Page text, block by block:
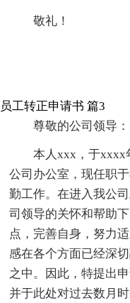
敬礼！
员工转正申请书 篇3
尊敬的公司领导：
本人xxx，于xxxx
公司办公室，现任职
勤工作。在进入我公
司领导的关怀和帮助
点，完善自身，努力
感在各个方面已经深
之中。因此，特提出
并于此处对过去数月